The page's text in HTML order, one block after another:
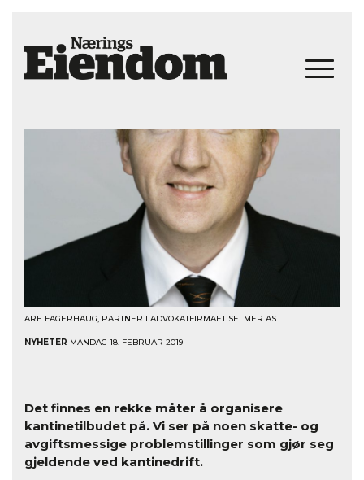
ARE FAGERHAUG, PARTNER I ADVOKATFIRMAET SELMER AS.
NYHETER MANDAG 18. FEBRUAR 2019
Det finnes en rekke måter å organisere
kantinetilbudet på. Vi ser på noen skatte- og
avgiftsmessige problemstillinger som gjør seg
gjeldende ved kantinedrift.